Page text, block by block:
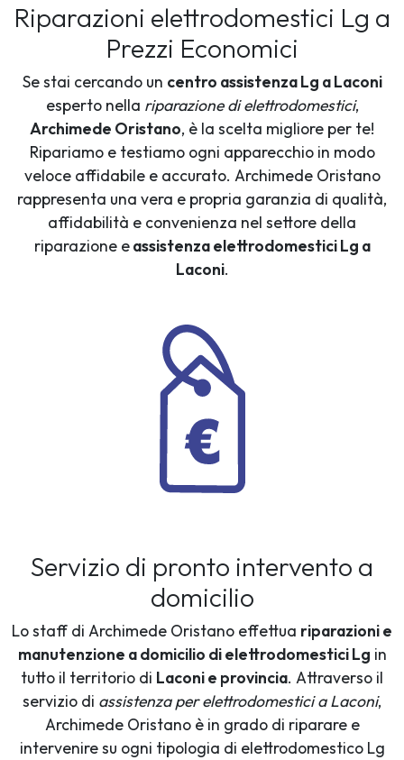
Riparazioni elettrodomestici Lg a
Prezzi Economici
Se stai cercando un centro assistenza Lg a Laconi
esperto nella riparazione di elettrodomestici,
Archimede Oristano, è la scelta migliore per te!
Ripariamo e testiamo ogni apparecchio in modo
veloce affidabile e accurato. Archimede Oristano
rappresenta una vera e propria garanzia di qualità,
affidabilità e convenienza nel settore della
riparazione eassistenza elettrodomestici Lg a
Laconi.
Servizio di pronto intervento a
domicilio
Lo staff di Archimede Oristano effettua riparazioni e
manutenzione a domicilio di elettrodomestici Lg in
tutto il territorio di Laconi e provincia. Attraverso il
servizio di assistenza per elettrodomestici a Laconi,
Archimede Oristano è in grado di riparare e
intervenire su ogni tipologia di elettrodomestico Lg